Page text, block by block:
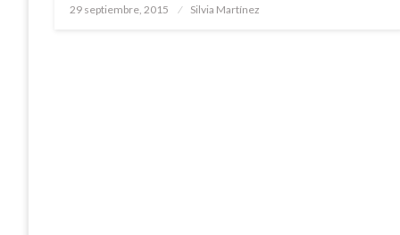
Publicado
29 septiembre, 2015 Silvia Martínez